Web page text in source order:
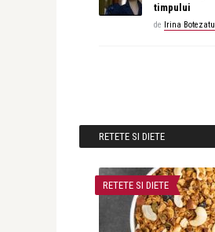
timpului
de Irina Botezatu
RETETE SI DIETE
RETETE SI DIETE